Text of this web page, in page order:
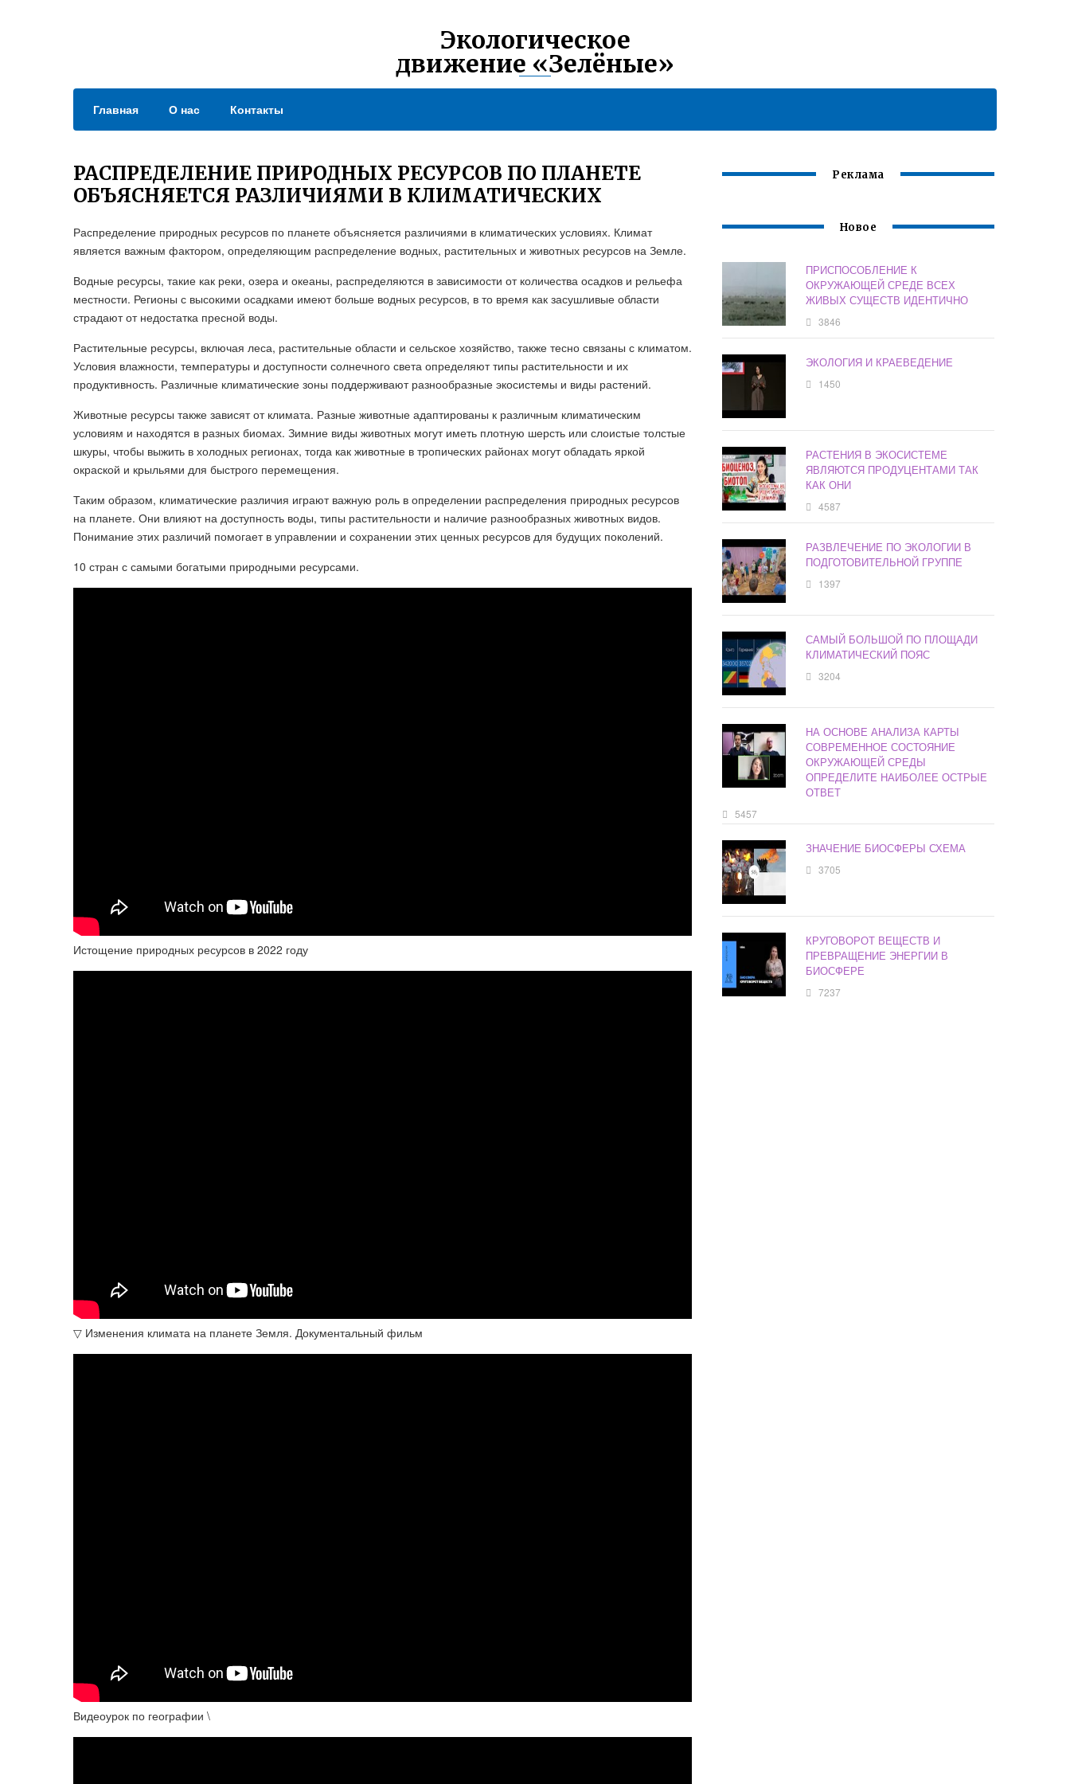
Экологическое
движение «Зелёные»
Главная О нас Контакты
РАСПРЕДЕЛЕНИЕ ПРИРОДНЫХ РЕСУРСОВ ПО ПЛАНЕТЕ
ОБЪЯСНЯЕТСЯ РАЗЛИЧИЯМИ В КЛИМАТИЧЕСКИХ
Распределение природных ресурсов по планете объясняется различиями в климатических условиях. Климат
является важным фактором, определяющим распределение водных, растительных и животных ресурсов на Земле.
Водные ресурсы, такие как реки, озера и океаны, распределяются в зависимости от количества осадков и рельефа
местности. Регионы с высокими осадками имеют больше водных ресурсов, в то время как засушливые области
страдают от недостатка пресной воды.
Растительные ресурсы, включая леса, растительные области и сельское хозяйство, также тесно связаны с климатом.
Условия влажности, температуры и доступности солнечного света определяют типы растительности и их
продуктивность. Различные климатические зоны поддерживают разнообразные экосистемы и виды растений.
Животные ресурсы также зависят от климата. Разные животные адаптированы к различным климатическим
условиям и находятся в разных биомах. Зимние виды животных могут иметь плотную шерсть или слоистые толстые
шкуры, чтобы выжить в холодных регионах, тогда как животные в тропических районах могут обладать яркой
окраской и крыльями для быстрого перемещения.
Таким образом, климатические различия играют важную роль в определении распределения природных ресурсов
на планете. Они влияют на доступность воды, типы растительности и наличие разнообразных животных видов.
Понимание этих различий помогает в управлении и сохранении этих ценных ресурсов для будущих поколений.
10 стран с самыми богатыми природными ресурсами.
Истощение природных ресурсов в 2022 году
▽ Изменения климата на планете Земля. Документальный фильм
Видеоурок по географии \
Реклама
Новое
ПРИСПОСОБЛЕНИЕ К
ОКРУЖАЮЩЕЙ СРЕДЕ ВСЕХ
ЖИВЫХ СУЩЕСТВ ИДЕНТИЧНО
3846
ЭКОЛОГИЯ И КРАЕВЕДЕНИЕ
1450
РАСТЕНИЯ В ЭКОСИСТЕМЕ
ЯВЛЯЮТСЯ ПРОДУЦЕНТАМИ ТАК
КАК ОНИ
4587
РАЗВЛЕЧЕНИЕ ПО ЭКОЛОГИИ В
ПОДГОТОВИТЕЛЬНОЙ ГРУППЕ
1397
САМЫЙ БОЛЬШОЙ ПО ПЛОЩАДИ
КЛИМАТИЧЕСКИЙ ПОЯС
3204
НА ОСНОВЕ АНАЛИЗА КАРТЫ
СОВРЕМЕННОЕ СОСТОЯНИЕ
ОКРУЖАЮЩЕЙ СРЕДЫ
ОПРЕДЕЛИТЕ НАИБОЛЕЕ ОСТРЫЕ
ОТВЕТ
5457
ЗНАЧЕНИЕ БИОСФЕРЫ СХЕМА
3705
КРУГОВОРОТ ВЕЩЕСТВ И
ПРЕВРАЩЕНИЕ ЭНЕРГИИ В
БИОСФЕРЕ
7237